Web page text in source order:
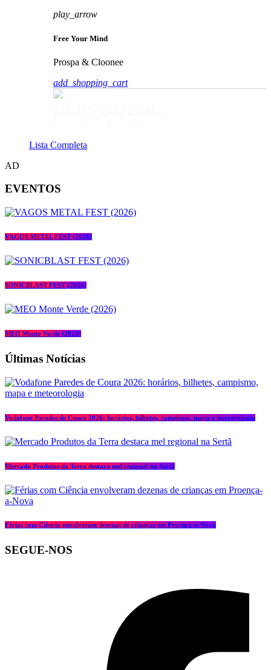
play_arrow
Free Your Mind
Prospa & Cloonee
add_shopping_cart
Lista Completa
AD
EVENTOS
VAGOS METAL FEST (2026)
SONICBLAST FEST (2026)
MEO Monte Verde (2026)
Últimas Notícias
Vodafone Paredes de Coura 2026: horários, bilhetes, campismo, mapa e meteorologia
Mercado Produtos da Terra destaca mel regional na Sertã
Férias com Ciência envolveram dezenas de crianças em Proença-a-Nova
SEGUE-NOS